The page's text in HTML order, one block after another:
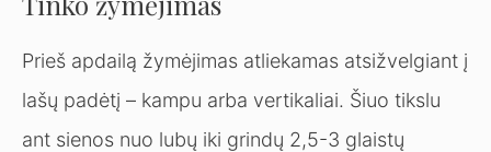
Prieš apdailą žymėjimas atliekamas atsižvelgiant į
lašų padėtį – kampu arba vertikaliai. Šiuo tikslu
ant sienos nuo lubų iki grindų 2,5-3 glaistų